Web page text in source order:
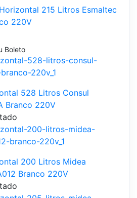
215 Litros Esmaltec
220V
Boleto
528 Litros Consul
Branco 220V
200 Litros Midea
Branco 220V